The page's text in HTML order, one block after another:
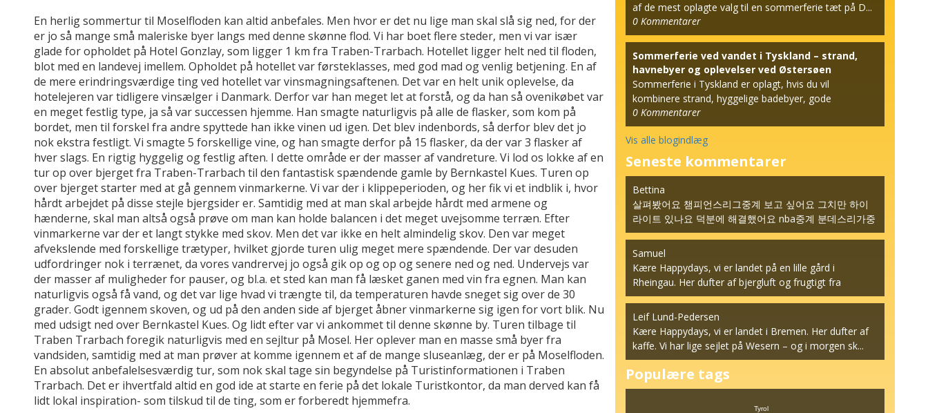
En herlig sommertur til Moselfloden kan altid anbefales. Men hvor er det nu lige man skal slå sig ned, for der
er jo så mange små maleriske byer langs med denne skønne flod. Vi har boet flere steder, men vi var især
glade for opholdet på Hotel Gonzlay, som ligger 1 km fra Traben-Trarbach. Hotellet ligger helt ned til floden,
blot med en landevej imellem. Opholdet på hotellet var førsteklasses, med god mad og venlig betjening. En af
de mere erindringsværdige ting ved hotellet var vinsmagningsaftenen. Det var en helt unik oplevelse, da
hotelejeren var tidligere vinsælger i Danmark. Derfor var han meget let at forstå, og da han så ovenikøbet var
en meget festlig type, ja så var successen hjemme. Han smagte naturligvis på alle de flasker, som kom på
bordet, men til forskel fra andre spyttede han ikke vinen ud igen. Det blev indenbords, så derfor blev det jo
nok ekstra festligt. Vi smagte 5 forskellige vine, og han smagte derfor på 15 flasker, da der var 3 flasker af
hver slags. En rigtig hyggelig og festlig aften. I dette område er der masser af vandreture. Vi lod os lokke af en
tur op over bjerget fra Traben-Trarbach til den fantastisk spændende gamle by Bernkastel Kues. Turen op
over bjerget starter med at gå gennem vinmarkerne. Vi var der i klippeperioden, og her fik vi et indblik i, hvor
hårdt arbejdet på disse stejle bjergsider er. Samtidig med at man skal arbejde hårdt med armene og
hænderne, skal man altså også prøve om man kan holde balancen i det meget uvejsomme terræn. Efter
vinmarkerne var der et langt stykke med skov. Men det var ikke en helt almindelig skov. Den var meget
afvekslende med forskellige trætyper, hvilket gjorde turen ulig meget mere spændende. Der var desuden
udfordringer nok i terrænet, da vores vandrervej jo også gik op og op og senere ned og ned. Undervejs var
der masser af muligheder for pauser, og bl.a. et sted kan man få læsket ganen med vin fra egnen. Man kan
naturligvis også få vand, og det var lige hvad vi trængte til, da temperaturen havde sneget sig over de 30
grader. Godt igennem skoven, og ud på den anden side af bjerget åbner vinmarkerne sig igen for vort blik. Nu
med udsigt ned over Bernkastel Kues. Og lidt efter var vi ankommet til denne skønne by. Turen tilbage til
Traben Trarbach foregik naturligvis med en sejltur på Mosel. Her oplever man en masse små byer fra
vandsiden, samtidig med at man prøver at komme igennem et af de mange sluseanlæg, der er på Moselfloden.
En absolut anbefalelsesværdig tur, som nok skal tage sin begyndelse på Turistinformationen i Traben
Trarbach. Det er ihvertfald altid en god ide at starte en ferie på det lokale Turistkontor, da man derved kan få
lidt lokal inspiration- som tilskud til de ting, som er forberedt hjemmefra.
af de mest oplagte valg til en sommerferie tæt på D...
0 Kommentarer
Sommerferie ved vandet i Tyskland – strand,
havnebyer og oplevelser ved Østersøen
Sommerferie i Tyskland er oplagt, hvis du vil
kombinere strand, hyggelige badebyer, gode
hotelophold og k...
0 Kommentarer
Vis alle blogindlæg
Seneste kommentarer
Bettina
살펴봤어요 챔피언스리그중계 보고 싶어요 그치만 하이
라이트 있나요 덕분에 해결했어요 nba중계 분데스리가중
계...
Samuel
Kære Happydays, vi er landet på en lille gård i
Rheingau. Her dufter af bjergluft og frugtigt fra
vinstok...
Leif Lund-Pedersen
Kære Happydays, vi er landet i Bremen. Her dufter af
kaffe. Vi har lige sejlet på Wesern – og i morgen sk...
Populære tags
Tyrol